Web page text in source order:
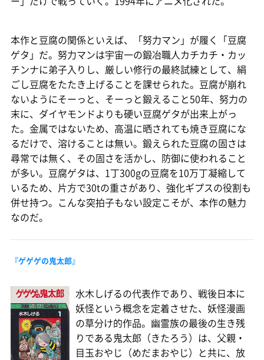
本作と豆腐の関係といえば、「努力マン」が履く「豆腐
ゲタ」だ。努力マンは宇宙一の鍛冶職人カチカチ・カッ
チンナに弟子入りし、厳しい修行の最終試練として、絹
ごし豆腐をたたき上げることを課せられた。豆腐が崩れ
ないようにそーっと、そーっと鍛えること50年、努力の
末に、ダイヤモンドよりも硬い豆腐ゲタが出来上がっ
た。金属ではないため、高温に晒されても焼き豆腐にな
るだけで、溶けることは無い。鍛えられた豆腐の固さは
尋常では無く、その固さを活かし、防御に使われること
が多い。豆腐ゲタは、1丁300gの豆腐を10万丁凝縮して
いるため、片方で30tの重さがあり、強化ギプスの役割も
併せ持つ。こんな突拍子もない設定こそが、本作の魅力
なのだ。
『ゲゲゲの鬼太郎』
水木しげるの代表作であり、戦後日本に
妖怪という概念を定着させた、妖怪漫画
の草分け的作品。幽霊族の最後の生き残
りである鬼太郎（きたろう）は、父親・
目玉おやじ（めだまおやじ）と共に、放